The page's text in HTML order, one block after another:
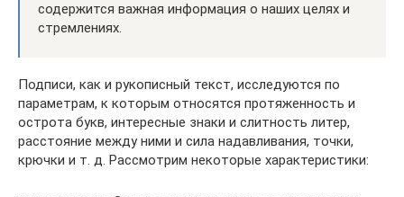
содержится важная информация о наших целях и
стремлениях.
Подписи, как и рукописный текст, исследуются по
параметрам, к которым относятся протяженность и
острота букв, интересные знаки и слитность литер,
расстояние между ними и сила надавливания, точки,
крючки и т. д. Рассмотрим некоторые характеристики: